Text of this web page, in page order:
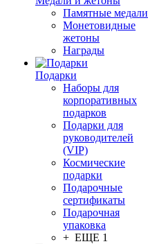
Памятные медали
Монетовидные
жетоны
Награды
Подарки
Наборы для
корпоративных
подарков
Подарки для
руководителей
(VIP)
Космические
подарки
Подарочные
сертификаты
Подарочная
упаковка
+ ЕЩЕ 1